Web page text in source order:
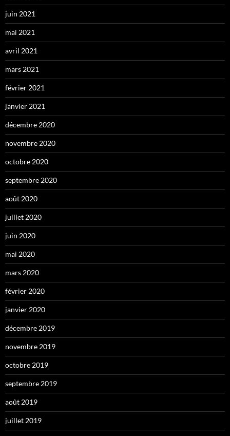
juin 2021
mai 2021
avril 2021
mars 2021
février 2021
janvier 2021
décembre 2020
novembre 2020
octobre 2020
septembre 2020
août 2020
juillet 2020
juin 2020
mai 2020
mars 2020
février 2020
janvier 2020
décembre 2019
novembre 2019
octobre 2019
septembre 2019
août 2019
juillet 2019